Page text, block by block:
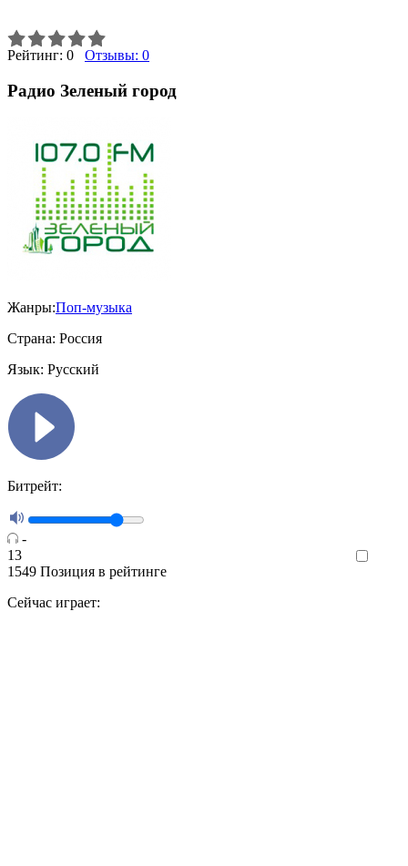
Рейтинг: 0 Отзывы: 0
Радио Зеленый город
Жанры:Поп-музыка
Страна: Россия
Язык: Русский
Битрейт:
-
13
1549 Позиция в рейтинге
Сейчас играет: